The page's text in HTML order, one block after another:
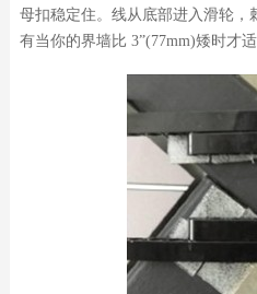
母扣稳定住。线从底部进入滑轮，
有当你的界墙比 3”(77mm)矮时才适